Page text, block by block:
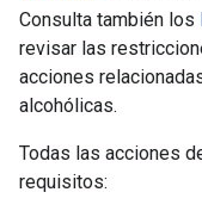
Consulta también los
revisar las
acciones
alcohólicas.
Todas las acciones
requisitos: